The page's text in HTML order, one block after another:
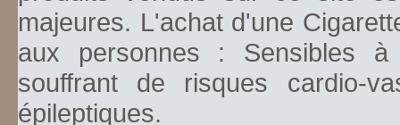
majeures. L'achat d'une
aux personnes : Sensibles
souffrant de risques cardio-
épileptiques.